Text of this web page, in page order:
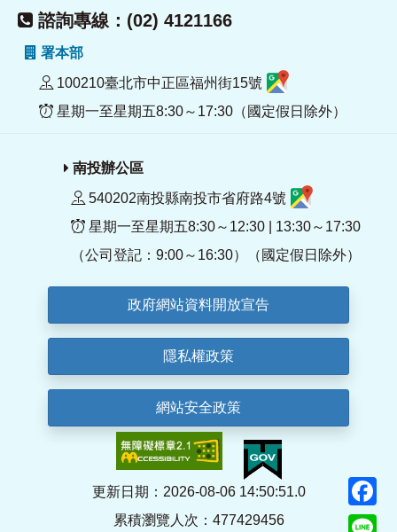
諮詢專線：(02) 4121166
署本部
100210臺北市中正區福州街15號
星期一至星期五8:30～17:30（國定假日除外）
南投辦公區
540202南投縣南投市省府路4號
星期一至星期五8:30～12:30 | 13:30～17:30
（公司登記：9:00～16:30）（國定假日除外）
政府網站資料開放宣告
隱私權政策
網站安全政策
更新日期：2026-08-06 14:50:51.0
累積瀏覽人次：477429456